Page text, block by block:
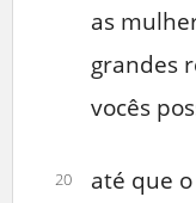
as
grandes
vocês
20
até que